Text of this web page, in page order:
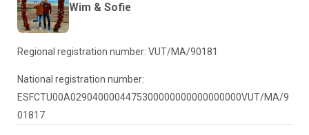
Wim & Sofie
Regional registration number: VUT/MA/90181
National registration number:
ESFCTU00A0290400004475300000000000000000VUT/MA/9
01817